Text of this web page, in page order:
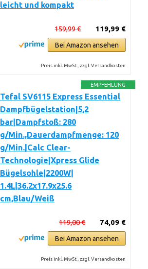
leicht und kompakt
119,99 €
159,99 €
Bei Amazon ansehen
Preis inkl. MwSt., zzgl. Versandkosten
EMPFEHLUNG
Tefal SV6115 Express Essential
Dampfbügelstation|5,2
bar|Dampfstoß: 280
g/Min.,Dauerdampfmenge: 120
g/Min.|Calc Clear-
Technologie|Xpress Glide
Bügelsohle|2200W|
1.4L|36.2x17.9x25.6
cm,Blau/Weiß
74,09 €
119,00 €
Bei Amazon ansehen
Preis inkl. MwSt., zzgl. Versandkosten